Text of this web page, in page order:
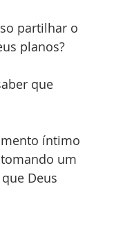
partilhar o
planos?
que
íntimo
um
Deus